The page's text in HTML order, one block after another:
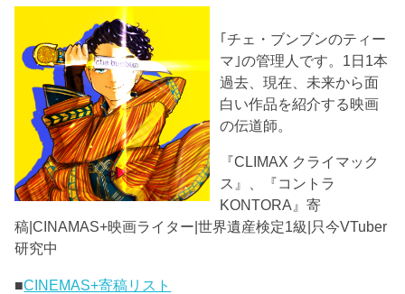
｢チェ・ブンブンのティー
マ｣の管理人です。1日1本
過去、現在、未来から面
白い作品を紹介する映画
の伝道師。
『CLIMAX クライマック
ス』、『コントラ
KONTORA』寄
稿|CINAMAS+映画ライター|世界遺産検定1級|只今VTuber
研究中
■CINEMAS+寄稿リスト